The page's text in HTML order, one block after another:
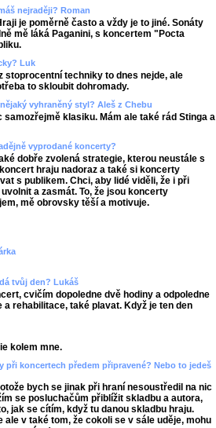
nejraději? Roman
je poměrně často a vždy je to jiné. Sonáty
mě láká Paganini, s koncertem "Pocta
Luk
stoprocentní techniky to dnes nejde, ale
to skloubit dohromady.
vyhraněný styl? Aleš z Chebu
klasiku. Mám ale také rád Stinga a
vyprodané koncerty?
dobře zvolená strategie, kterou neustále s
hraju nadoraz a také si koncerty
s publikem. Chci, aby lidé viděli, že i při
a zasmát. To, že jsou koncerty
mě obrovsky těší a motivuje.
tvůj den? Lukáš
cvičím dopoledne dvě hodiny a odpoledne
rehabilitace, také plavat. Když je ten den
kolem mne.
při koncertech předem připravené? Nebo to jedeš
bych se jinak při hraní nesoustředil na nic
se posluchačům přiblížit skladbu a autora,
jak se cítím, když tu danou skladbu hraju.
v také tom, že cokoli se v sále uděje, mohu